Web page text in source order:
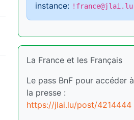
instance: !france@jlai.lu
La France et les Français
Le pass BnF pour accéder à
la presse :
https://jlai.lu/post/4214444